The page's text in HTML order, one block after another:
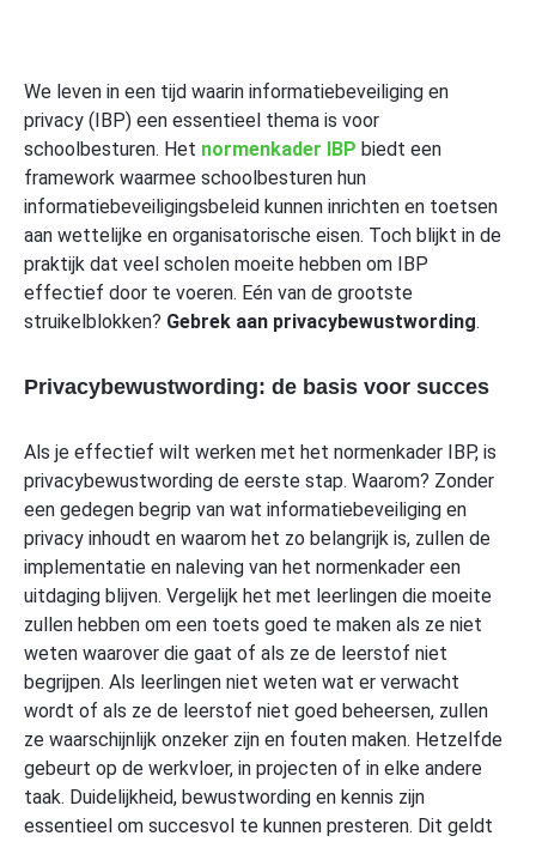
We leven in een tijd waarin informatiebeveiliging en
privacy (IBP) een essentieel thema is voor
schoolbesturen. Het normenkader IBP biedt een
framework waarmee schoolbesturen hun
informatiebeveiligingsbeleid kunnen inrichten en toetsen
aan wettelijke en organisatorische eisen. Toch blijkt in de
praktijk dat veel scholen moeite hebben om IBP
effectief door te voeren. Eén van de grootste
struikelblokken? Gebrek aan privacybewustwording.
Privacybewustwording: de basis voor succes
Als je effectief wilt werken met het normenkader IBP, is
privacybewustwording de eerste stap. Waarom? Zonder
een gedegen begrip van wat informatiebeveiliging en
privacy inhoudt en waarom het zo belangrijk is, zullen de
implementatie en naleving van het normenkader een
uitdaging blijven. Vergelijk het met leerlingen die moeite
zullen hebben om een toets goed te maken als ze niet
weten waarover die gaat of als ze de leerstof niet
begrijpen. Als leerlingen niet weten wat er verwacht
wordt of als ze de leerstof niet goed beheersen, zullen
ze waarschijnlijk onzeker zijn en fouten maken. Hetzelfde
gebeurt op de werkvloer, in projecten of in elke andere
taak. Duidelijkheid, bewustwording en kennis zijn
essentieel om succesvol te kunnen presteren. Dit geldt